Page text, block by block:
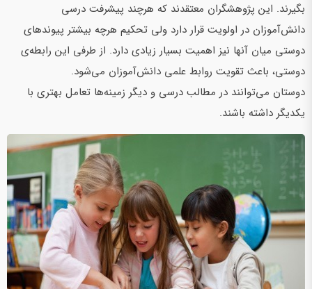
بگیرند. این پژوهشگران معتقدند که هرچند پیشرفت درسی
دانش‌آموزان در اولویت قرار دارد ولی تحکیم هرچه بیشتر پیوند­های
دوستی میان آن­ها نیز اهمیت بسیار زیادی دارد. از طرفی این رابطه‌ی
دوستی، باعث تقویت روابط علمی دانش‌آموزان می‌شود.
دوستان می‌توانند در مطالب درسی و دیگر زمینه‌ها تعامل بهتری با
یکدیگر داشته باشند.